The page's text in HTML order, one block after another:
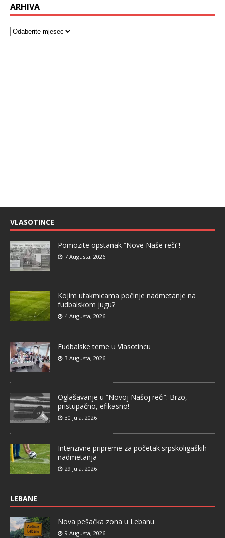
ARHIVA
VLASOTINCE
Pomozite opstanak “Nove Naše reči”!
7 Augusta, 2026
Kojim utakmicama počinje nadmetanje na
fudbalskom jugu?
4 Augusta, 2026
Fudbalske teme u Vlasotincu
3 Augusta, 2026
Oglašavanje u “Novoj Našoj reči”: Brzo,
pristupačno, efikasno!
30 Jula, 2026
Intenzivne pripreme za početak srpskoligaških
nadmetanja
29 Jula, 2026
LEBANE
Nova pešačka zona u Lebanu
9 Augusta, 2026